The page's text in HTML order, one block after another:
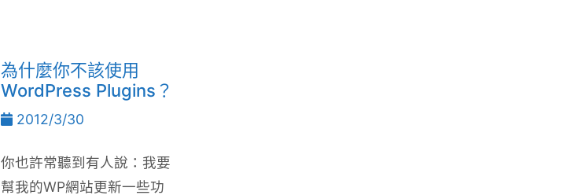
為什麼你不該使用
WordPress Plugins？
2012/3/30
你也許常聽到有人說：我要
幫我的WP網站更新一些功